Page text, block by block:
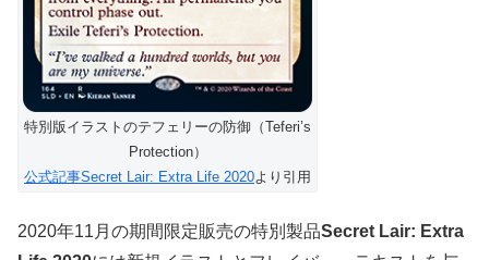
特別版イラストのテフェリーの防御（Teferi’s
Protection）
公式記事Secret Lair: Extra Life 2020より引用
2020年11月の期間限定販売の特別製品Secret Lair: Extra